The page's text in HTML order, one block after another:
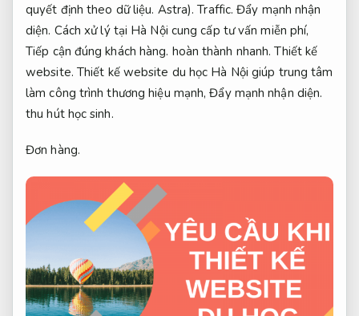
quyết định theo dữ liệu. Astra).Traffic. Đẩy mạnh nhận
diện. Cách xử lý tại Hà Nội cung cấp tư vấn miễn phí,
Tiếp cận đúng khách hàng. hoàn thành nhanh.Thiết kế
website. Thiết kế website du học Hà Nội giúp trung tâm
làm công trình thương hiệu mạnh,Đẩy mạnh nhận diện.
thu hút học sinh.
Đơn hàng.